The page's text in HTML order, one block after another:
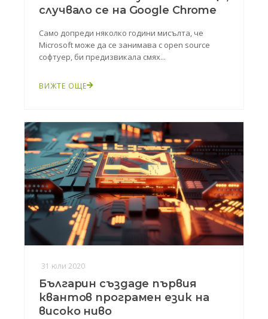
случвало се на Google Chrome
Само допреди няколко години мисълта, че
Microsoft може да се занимава с open source
софтуер, би предизвикала смях...
ВИЖТЕ ОЩЕ
31 юли 2020
Българин създаде първия
квантов програмен език на
високо ниво